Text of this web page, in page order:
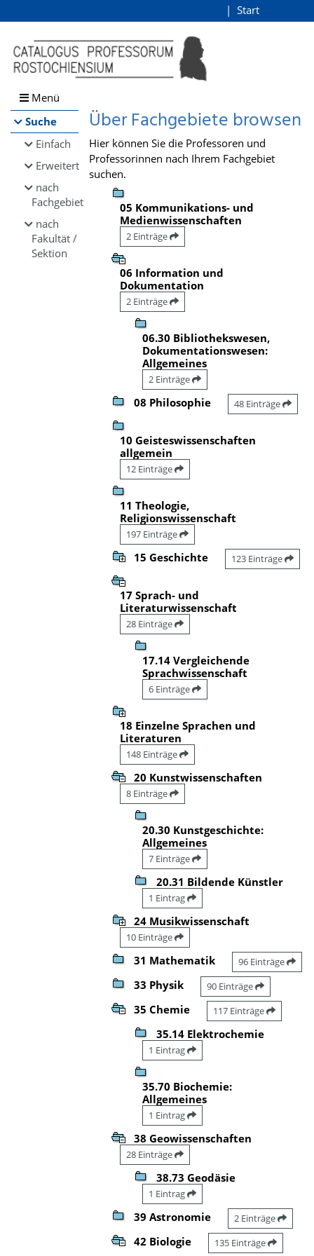
Browsen
direkt zum Inhalt
Start
Menü
Suche
Einfach
Erweitert
nach
Fachgebiet
nach
Fakultät /
Sektion
Über Fachgebiete browsen
Hier können Sie die Professoren und
Professorinnen nach Ihrem Fachgebiet
suchen.
05 Kommunikations- und
Medienwissenschaften
2 Einträge
06 Information und
Dokumentation
2 Einträge
06.30 Bibliothekswesen,
Dokumentationswesen:
Allgemeines
2 Einträge
08 Philosophie 48 Einträge
10 Geisteswissenschaften
allgemein
12 Einträge
11 Theologie,
Religionswissenschaft
197 Einträge
15 Geschichte 123 Einträge
17 Sprach- und
Literaturwissenschaft
28 Einträge
17.14 Vergleichende
Sprachwissenschaft
6 Einträge
18 Einzelne Sprachen und
Literaturen
148 Einträge
20 Kunstwissenschaften
8 Einträge
20.30 Kunstgeschichte:
Allgemeines
7 Einträge
20.31 Bildende Künstler
1 Eintrag
24 Musikwissenschaft
10 Einträge
31 Mathematik 96 Einträge
33 Physik 90 Einträge
35 Chemie 117 Einträge
35.14 Elektrochemie
1 Eintrag
35.70 Biochemie:
Allgemeines
1 Eintrag
38 Geowissenschaften
28 Einträge
38.73 Geodäsie
1 Eintrag
39 Astronomie 2 Einträge
42 Biologie 135 Einträge